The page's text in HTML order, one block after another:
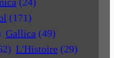
(171)
Gallica (49)
L'Histoire (29)